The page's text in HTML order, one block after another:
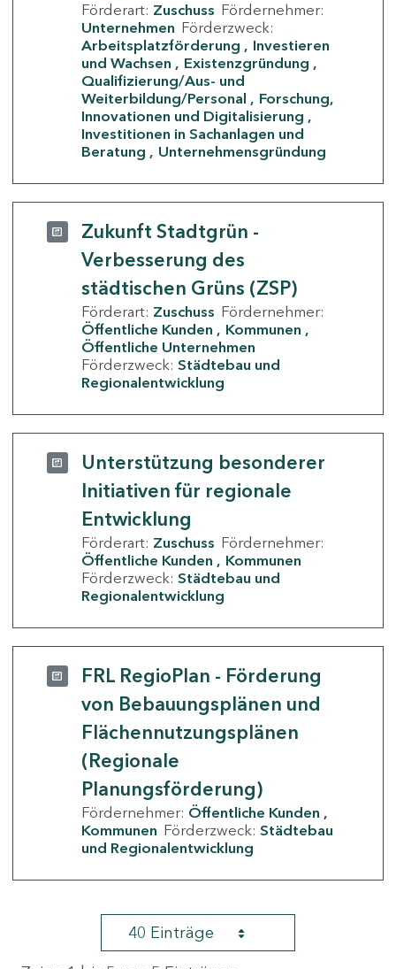
Förderart: Zuschuss Fördernehmer:
Unternehmen Förderzweck:
Arbeitsplatzförderung
Investieren
und Wachsen
Existenzgründung
Qualifizierung/Aus- und
Weiterbildung/Personal
Forschung,
Innovationen und Digitalisierung
Investitionen in Sachanlagen und
Beratung
Unternehmensgründung
Zukunft Stadtgrün -
Verbesserung des
städtischen Grüns (ZSP)
Förderart: Zuschuss Fördernehmer:
Öffentliche Kunden
Kommunen
Öffentliche Unternehmen
Förderzweck: Städtebau und
Regionalentwicklung
Unterstützung besonderer
Initiativen für regionale
Entwicklung
Förderart: Zuschuss Fördernehmer:
Öffentliche Kunden
Kommunen
Förderzweck: Städtebau und
Regionalentwicklung
FRL RegioPlan - Förderung
von Bebauungsplänen und
Flächennutzungsplänen
(Regionale
Planungsförderung)
Fördernehmer: Öffentliche Kunden
Kommunen Förderzweck: Städtebau
und Regionalentwicklung
40 Einträge